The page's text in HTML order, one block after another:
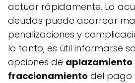
actuar rápidamente. La
deudas puede acarrear
penalizaciones y
lo tanto, es útil informarse
opciones de aplazamiento
fraccionamiento del pago